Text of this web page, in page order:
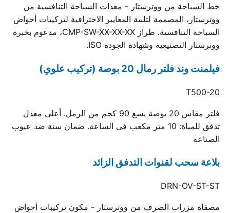
خط السباحة من ووترستار - معدات السباحة التنافسية من
ووترستار، المصممة لتلبية المعايير الاحترافية لتركيبات أحواض
السباحة التنافسية. طراز CMP-SW-XX-XX-XX، مدعوم بخبرة
ووترستار التصنيعية وشهادة الجودة ISO.
فيلمنت وند فلتر رمال 20 بوصة (تركيب علوي)
T500-20
فلتر مقاس 20 بوصة يسع 90 كجم من الرمل. أعلى معدل
تدفق للمياة: 10 متر مكعب فى الساعة. ضمان سنة ضد عيوب
الصناعة
بلاعة سحب لقنوات التدفق الزائد
DRN-OV-ST-ST
مصفاة مزراب الصرف من ووترستار - مكون تركيبات أحواض